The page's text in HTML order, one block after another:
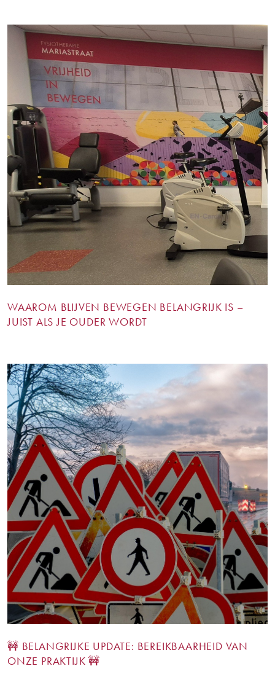
WAAROM BLIJVEN BEWEGEN BELANGRIJK IS –
JUIST ALS JE OUDER WORDT
🚧 BELANGRIJKE UPDATE: BEREIKBAARHEID VAN
ONZE PRAKTIJK 🚧